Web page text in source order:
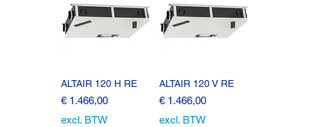
ALTAIR 120 H RE
Prijs
€ 1.466,00
excl. BTW
ALTAIR 120 V RE
Prijs
€ 1.466,00
excl. BTW